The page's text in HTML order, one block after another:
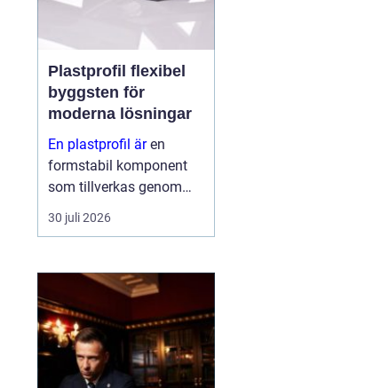
Plastprofil flexibel
byggsten för
moderna lösningar
En plastprofil ären
formstabil komponent
som tillverkas genom
extrudering av plast, ofta
i långa längder och med
geometri. Profilerna
används som tätningar,
lister, s...
30 juli 2026